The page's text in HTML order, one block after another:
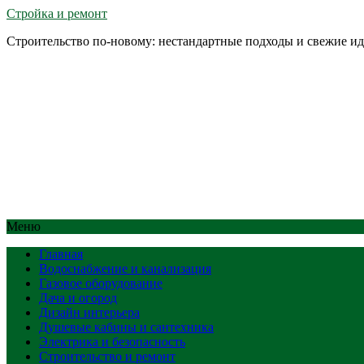
Стройка и ремонт
Строительство по-новому: нестандартные подходы и свежие
Меню
Главная
Водоснабжение и канализация
Газовое оборудование
Дача и огород
Дизайн интерьера
Душевые кабины и сантехника
Электрика и безопасность
Строительство и ремонт